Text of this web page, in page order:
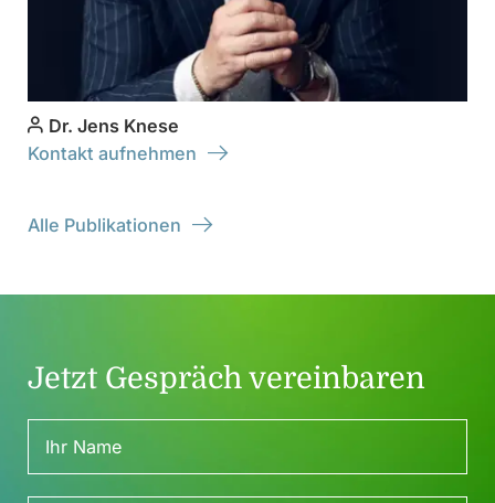
Dr. Jens Knese
Kontakt aufnehmen
Alle Publikationen
Jetzt Gespräch vereinbaren